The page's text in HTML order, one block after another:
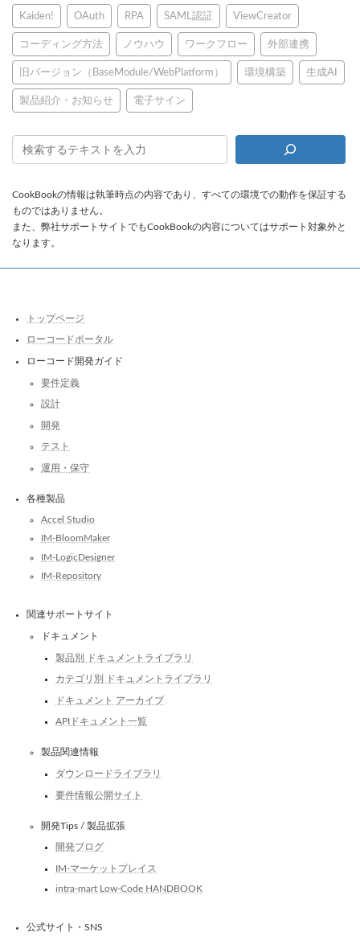
りKaiden! OAuth RPA SAML認証 ViewCreator
コーディング方法 ノウハウ ワークフロー 外部連携
旧バージョン（BaseModule/WebPlatform） 環境構築 生成AI
製品紹介・お知らせ 電子サイン
CookBookの情報は執筆時点の内容であり、すべての環境での動作を保証する
ものではありません。
また、弊社サポートサイトでもCookBookの内容についてはサポート対象外と
なります。
トップページ
ローコードポータル
ローコード開発ガイド
要件定義
設計
開発
テスト
運用・保守
各種製品
Accel Studio
IM-BloomMaker
IM-LogicDesigner
IM-Repository
関連サポートサイト
ドキュメント
製品別 ドキュメントライブラリ
カテゴリ別 ドキュメントライブラリ
ドキュメント アーカイブ
APIドキュメント一覧
製品関連情報
ダウンロードライブラリ
要件情報公開サイト
開発Tips / 製品拡張
開発ブログ
IM-マーケットプレイス
intra-mart Low-Code HANDBOOK
公式サイト・SNS